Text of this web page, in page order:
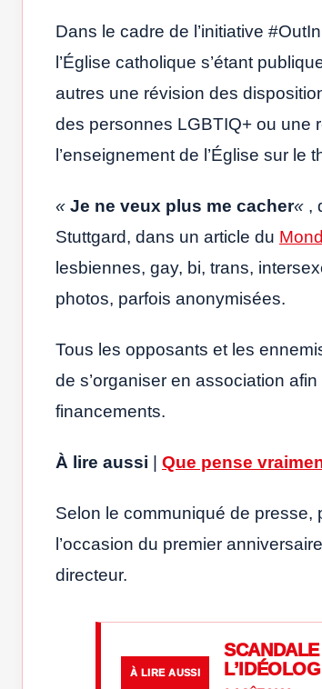
Dans le cadre de l’initiative
l’Église catholique s’étant
autres une révision des
des personnes LGBTIQ+ ou une
l’enseignement de l’Église sur
« Je ne veux plus me cacher« ,
Stuttgard, dans un article du
lesbiennes, gay, bi, trans,
photos, parfois anonymisées.
Tous les opposants et les
de s’organiser en association
financements.
À lire aussi Que pense
Selon le communiqué de
l’occasion du premier
directeur.
À LIRE AUSSI